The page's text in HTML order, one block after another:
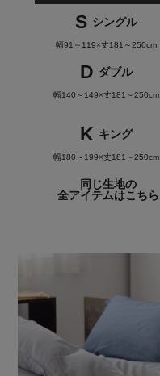
S シングル
幅91～119×丈181～250cm
D ダブル
幅140～149×丈181～250cm
K キング
幅180～199×丈181～250cm
同じ生地の
全アイテムはこちら